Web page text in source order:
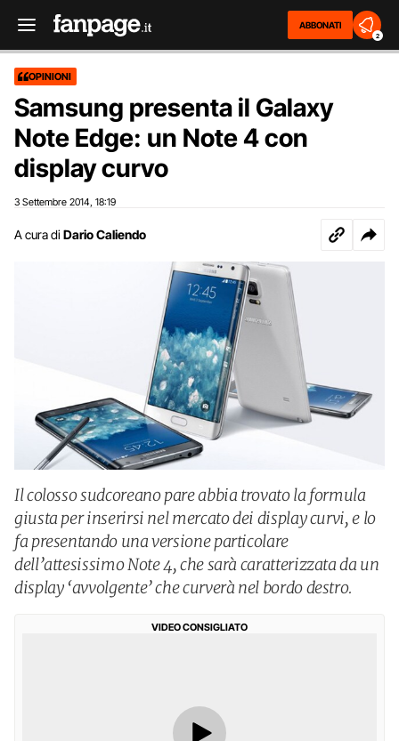
ABBONATI
2
OPINIONI
Samsung presenta il Galaxy
Note Edge: un Note 4 con
display curvo
3 Settembre 2014 18:19
A cura di Dario Caliendo
Il colosso sudcoreano pare abbia trovato la formula
giusta per inserirsi nel mercato dei display curvi, e lo
fa presentando una versione particolare
dell’attesissimo Note 4, che sarà caratterizzata da un
display ‘avvolgente’ che curverà nel bordo destro.
VIDEO CONSIGLIATO